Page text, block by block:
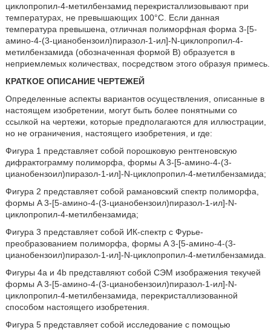
циклопропил-4-метилбензамид перекристаллизовывают при
температурах, не превышающих 100°C. Если данная
температура превышена, отличная полиморфная форма 3-[5-
амино-4-(3-цианобензоил)пиразол-1-ил]-N-циклопропил-4-
метилбензамида (обозначенная формой B) образуется в
неприемлемых количествах, посредством этого образуя примесь.
КРАТКОЕ ОПИСАНИЕ ЧЕРТЕЖЕЙ
Определенные аспекты вариантов осуществления, описанные в
настоящем изобретении, могут быть более понятными со
ссылкой на чертежи, которые предполагаются для иллюстрации,
но не ограничения, настоящего изобретения, и где:
Фигура 1 представляет собой порошковую рентгеновскую
дифрактограмму полиморфа, формы A 3-[5-амино-4-(3-
цианобензоил)пиразол-1-ил]-N-циклопропил-4-метилбензамида;
Фигура 2 представляет собой рамановский спектр полиморфа,
формы A 3-[5-амино-4-(3-цианобензоил)пиразол-1-ил]-N-
циклопропил-4-метилбензамида;
Фигура 3 представляет собой ИК-спектр с Фурье-
преобразованием полиморфа, формы A 3-[5-амино-4-(3-
цианобензоил)пиразол-1-ил]-N-циклопропил-4-метилбензамида.
Фигуры 4a и 4b представляют собой СЭМ изображения текучей
формы A 3-[5-амино-4-(3-цианобензоил)пиразол-1-ил]-N-
циклопропил-4-метилбензамида, перекристаллизованной
способом настоящего изобретения.
Фигура 5 представляет собой исследование с помощью